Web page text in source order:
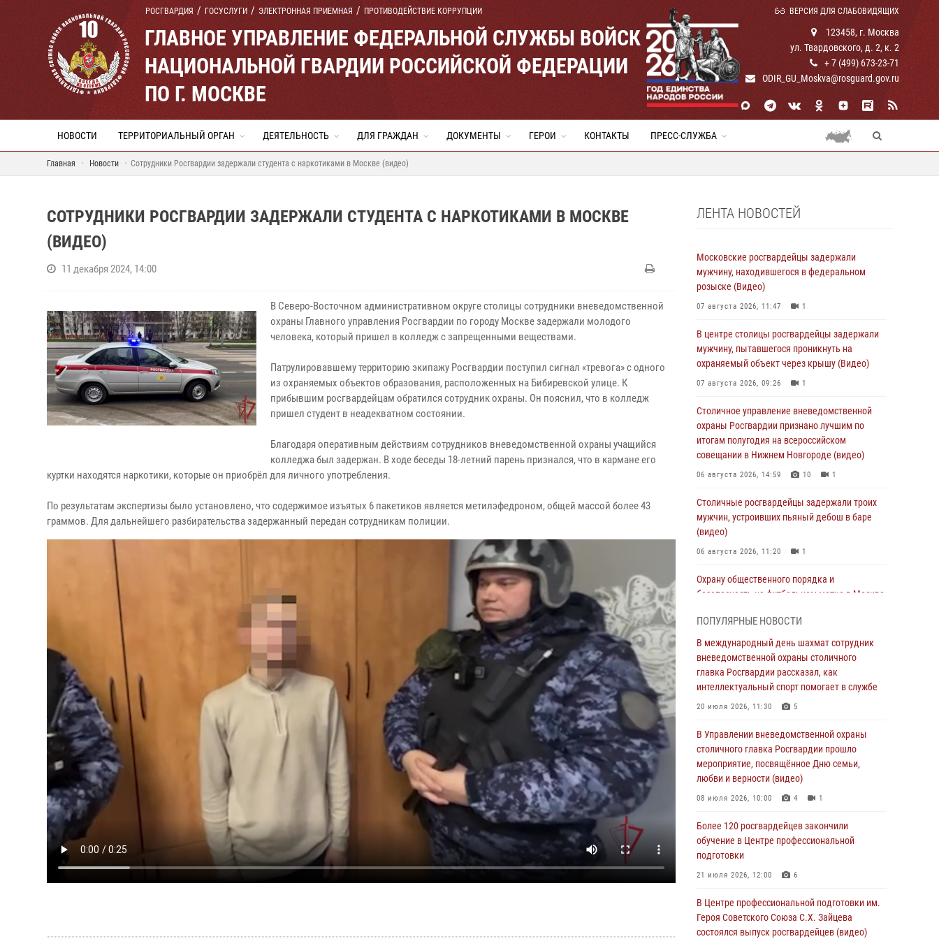
РОСГВАРДИЯ ГОСУСЛУГИ ЭЛЕКТРОННАЯ ПРИЕМНАЯ ПРОТИВОДЕЙСТВИЕ КОРРУПЦИИ ВЕРСИЯ ДЛЯ СЛАБОВИДЯЩИХ
ГЛАВНОЕ УПРАВЛЕНИЕ ФЕДЕРАЛЬНОЙ СЛУЖБЫ ВОЙСК
НАЦИОНАЛЬНОЙ ГВАРДИИ РОССИЙСКОЙ ФЕДЕРАЦИИ
ПО Г. МОСКВЕ
123458, г. Москва
ул. Твардовского, д. 2, к. 2
+ 7 (499) 673-23-71
ODIR_GU_Moskva@rosguard.gov.ru
НОВОСТИ ТЕРРИТОРИАЛЬНЫЙ ОРГАН ДЕЯТЕЛЬНОСТЬ ДЛЯ ГРАЖДАН ДОКУМЕНТЫ ГЕРОИ КОНТАКТЫ ПРЕСС-СЛУЖБА
Главная Новости Сотрудники Росгвардии задержали студента с наркотиками в Москве (видео)
СОТРУДНИКИ РОСГВАРДИИ ЗАДЕРЖАЛИ СТУДЕНТА С НАРКОТИКАМИ В МОСКВЕ
(ВИДЕО)
11 декабря 2024, 14:00
В Северо-Восточном административном округе столицы сотрудники вневедомственной
охраны Главного управления Росгвардии по городу Москве задержали молодого
человека, который пришел в колледж с запрещенными веществами.
Патрулировавшему территорию экипажу Росгвардии поступил сигнал «тревога» с одного
из охраняемых объектов образования, расположенных на Бибиревской улице. К
прибывшим росгвардейцам обратился сотрудник охраны. Он пояснил, что в колледж
пришел студент в неадекватном состоянии.
Благодаря оперативным действиям сотрудников вневедомственной охраны учащийся
колледжа был задержан. В ходе беседы 18-летний парень признался, что в кармане его
куртки находятся наркотики, которые он приобрёл для личного употребления.
По результатам экспертизы было установлено, что содержимое изъятых 6 пакетиков является метилэфедроном, общей массой более 43
граммов. Для дальнейшего разбирательства задержанный передан сотрудникам полиции.
ЛЕНТА НОВОСТЕЙ
Московские росгвардейцы задержали
мужчину, находившегося в федеральном
розыске (Видео)
07 августа 2026, 11:47 1
В центре столицы росгвардейцы задержали
мужчину, пытавшегося проникнуть на
охраняемый объект через крышу (Видео)
07 августа 2026, 09:26 1
Столичное управление вневедомственной
охраны Росгвардии признано лучшим по
итогам полугодия на всероссийском
совещании в Нижнем Новгороде (видео)
06 августа 2026, 14:59 10 1
Столичные росгвардейцы задержали троих
мужчин, устроивших пьяный дебош в баре
(видео)
06 августа 2026, 11:20 1
Охрану общественного порядка и
безопасность на футбольном матче в Москве
Столичные росгвардейцы задержали
мужчину, устроившего дебош в букмекерской
конторе (Видео)
05 августа 2026, 12:39
Московские росгвардейцы обеспечили
безопасность проведения футбольного матча
Кубка России (Видео)
05 августа 2026, 12:35 1
ознакомилась с передовыми методами
работы Росгвардии в Москве (видео)
04 августа 2026, 18:16
чемпионат по самбо и боевому самбо.
(видео)
04 августа 2026, 14:00 7 1
ПОПУЛЯРНЫЕ НОВОСТИ
В международный день шахмат сотрудник
вневедомственной охраны столичного
главка Росгвардии рассказал, как
интеллектуальный спорт помогает в службе
20 июля 2026, 11:30 5
В Управлении вневедомственной охраны
столичного главка Росгвардии прошло
мероприятие, посвящённое Дню семьи,
любви и верности (видео)
08 июля 2026, 10:00 4 1
Более 120 росгвардейцев закончили
обучение в Центре профессиональной
подготовки
21 июля 2026, 12:00 6
В Центре профессиональной подготовки им.
Героя Советского Союза С.Х. Зайцева
состоялся выпуск росгвардейцев (видео)